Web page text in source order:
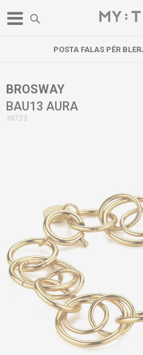
POSTA FALAS PËR
BROSWAY
BAU13 AURA
38723